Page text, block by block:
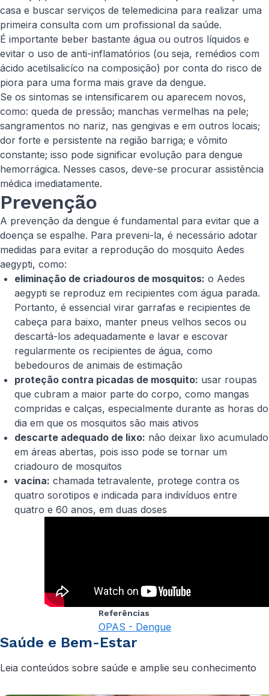
casa e buscar serviços de telemedicina para realizar uma
primeira consulta com um profissional da saúde.
É importante beber bastante água ou outros líquidos e
evitar o uso de anti-inflamatórios (ou seja, remédios com
ácido acetilsalicíco na composição) por conta do risco de
piora para uma forma mais grave da dengue.
Se os sintomas se intensificarem ou aparecem novos,
como: queda de pressão; manchas vermelhas na pele;
sangramentos no nariz, nas gengivas e em outros locais;
dor forte e persistente na região barriga; e vômito
constante; isso pode significar evolução para dengue
hemorrágica. Nesses casos, deve-se procurar assistência
médica imediatamente.
Prevenção
A prevenção da dengue é fundamental para evitar que a
doença se espalhe. Para preveni-la, é necessário adotar
medidas para evitar a reprodução do mosquito Aedes
aegypti, como:
eliminação de criadouros de mosquitos: o Aedes
aegypti se reproduz em recipientes com água parada.
Portanto, é essencial virar garrafas e recipientes de
cabeça para baixo, manter pneus velhos secos ou
descartá-los adequadamente e lavar e escovar
regularmente os recipientes de água, como
bebedouros de animais de estimação
proteção contra picadas de mosquito: usar roupas
que cubram a maior parte do corpo, como mangas
compridas e calças, especialmente durante as horas do
dia em que os mosquitos são mais ativos
descarte adequado de lixo: não deixar lixo acumulado
em áreas abertas, pois isso pode se tornar um
criadouro de mosquitos
vacina: chamada tetravalente, protege contra os
quatro sorotipos e indicada para indivíduos entre
quatro e 60 anos, em duas doses
Referências
OPAS - Dengue
Saúde e Bem-Estar
Leia conteúdos sobre saúde e amplie seu conhecimento